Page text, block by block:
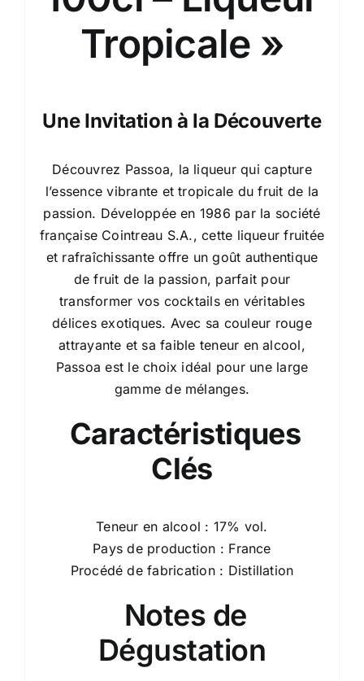
Tropicale »
Une Invitation à la Découverte
Découvrez Passoa, la liqueur qui capture
l’essence vibrante et tropicale du fruit de la
passion. Développée en 1986 par la société
française Cointreau S.A., cette liqueur fruitée
et rafraîchissante offre un goût authentique
de fruit de la passion, parfait pour
transformer vos cocktails en véritables
délices exotiques. Avec sa couleur rouge
attrayante et sa faible teneur en alcool,
Passoa est le choix idéal pour une large
gamme de mélanges.
Caractéristiques
Clés
Teneur en alcool : 17% vol.
Pays de production : France
Procédé de fabrication : Distillation
Notes de
Dégustation